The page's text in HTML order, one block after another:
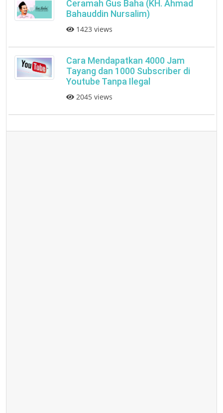
Ceramah Gus Baha (KH. Ahmad
Bahauddin Nursalim)
1423 views
Cara Mendapatkan 4000 Jam
Tayang dan 1000 Subscriber di
Youtube Tanpa Ilegal
2045 views